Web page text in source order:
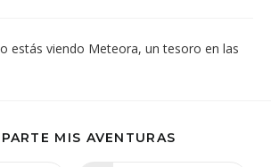
MIS AVENTURAS